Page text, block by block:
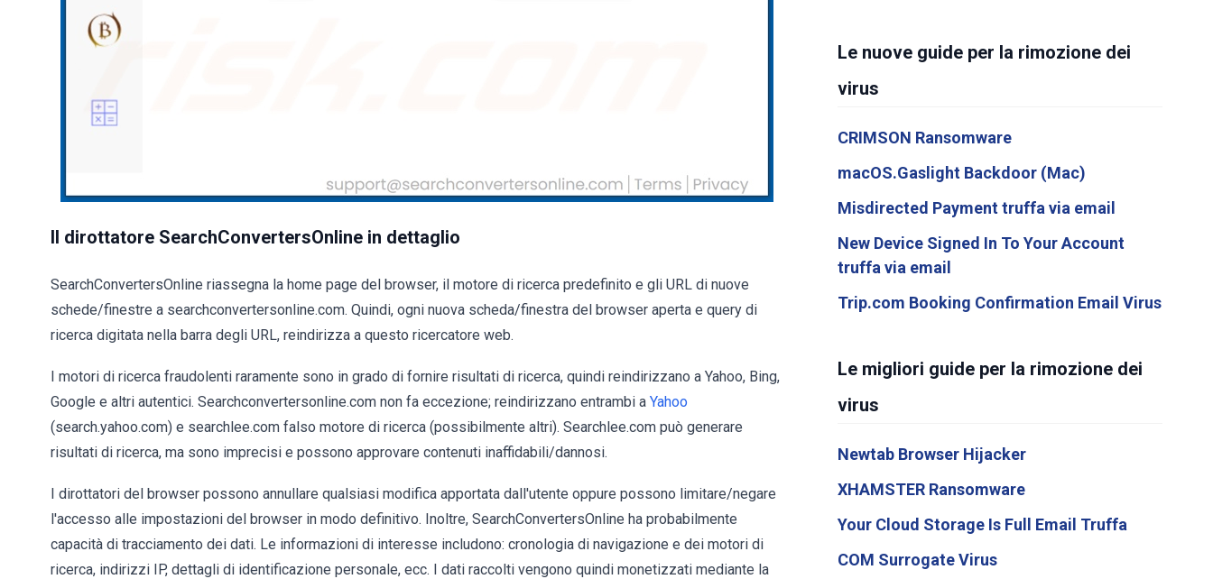
Il dirottatore SearchConvertersOnline in dettaglio
SearchConvertersOnline riassegna la home page del browser, il motore di ricerca predefinito e gli URL di nuove
schede/finestre a searchconvertersonline.com. Quindi, ogni nuova scheda/finestra del browser aperta e query di
ricerca digitata nella barra degli URL, reindirizza a questo ricercatore web.
I motori di ricerca fraudolenti raramente sono in grado di fornire risultati di ricerca, quindi reindirizzano a Yahoo, Bing,
Google e altri autentici. Searchconvertersonline.com non fa eccezione; reindirizzano entrambi a Yahoo
(search.yahoo.com) e searchlee.com falso motore di ricerca (possibilmente altri). Searchlee.com può generare
risultati di ricerca, ma sono imprecisi e possono approvare contenuti inaffidabili/dannosi.
I dirottatori del browser possono annullare qualsiasi modifica apportata dall'utente oppure possono limitare/negare
l'accesso alle impostazioni del browser in modo definitivo. Inoltre, SearchConvertersOnline ha probabilmente
capacità di tracciamento dei dati. Le informazioni di interesse includono: cronologia di navigazione e dei motori di
ricerca, indirizzi IP, dettagli di identificazione personale, ecc. I dati raccolti vengono quindi monetizzati mediante la
Le nuove guide per la rimozione dei
virus
CRIMSON Ransomware
macOS.Gaslight Backdoor (Mac)
Misdirected Payment truffa via email
New Device Signed In To Your Account
truffa via email
Trip.com Booking Confirmation Email Virus
Le migliori guide per la rimozione dei
virus
Newtab Browser Hijacker
XHAMSTER Ransomware
Your Cloud Storage Is Full Email Truffa
COM Surrogate Virus